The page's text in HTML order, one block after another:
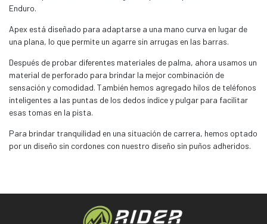
Enduro.
Apex está diseñado para adaptarse a una mano curva en lugar de
una plana, lo que permite un agarre sin arrugas en las barras.
Después de probar diferentes materiales de palma, ahora usamos un
material de perforado para brindar la mejor combinación de
sensación y comodidad. También hemos agregado hilos de teléfonos
inteligentes a las puntas de los dedos índice y pulgar para facilitar
esas tomas en la pista.
Para brindar tranquilidad en una situación de carrera, hemos optado
por un diseño sin cordones con nuestro diseño sin puños adheridos.